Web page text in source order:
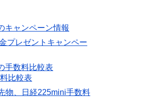
キャンペーン情報
プレゼントキャンペー
手数料比較表
比較表
物、日経225mini手数料